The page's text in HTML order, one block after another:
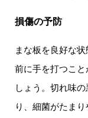
損傷の予防
まな板を良好な
前に手を打つこ
しょう。切れ味
り、細菌がたま